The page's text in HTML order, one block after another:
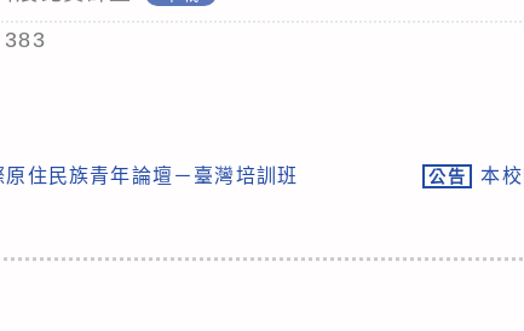
383
住民族青年論壇－臺灣培訓班 公告
本